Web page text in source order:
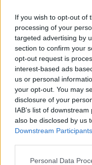
If you wish to opt-out of
processing of your
targeted advertising by
section to confirm your
opt-out request is
interest-based ads
us or personal
your opt-out. You may
disclosure of your
IAB’s list of
also be disclosed by us
Downstream Participants
Personal Data
Chega exige solução do
médicos do distrito de
O deputado do Chega
Governo para,...
6 Agosto, 2026 - 12:02